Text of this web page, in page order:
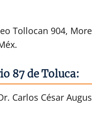
Tollocan 904,
87 de Toluca:
Carlos César